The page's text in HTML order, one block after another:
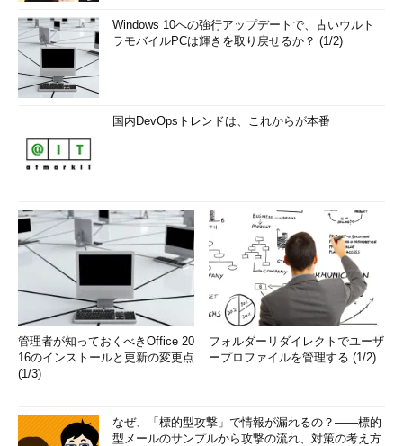
Windows 10への強行アップデートで、古いウルト
ラモバイルPCは輝きを取り戻せるか？ (1/2)
国内DevOpsトレンドは、これからが本番
管理者が知っておくべきOffice 20
16のインストールと更新の変更点
(1/3)
フォルダーリダイレクトでユーザ
ープロファイルを管理する (1/2)
なぜ、「標的型攻撃」で情報が漏れるの？――標的
型メールのサンプルから攻撃の流れ、対策の考え方